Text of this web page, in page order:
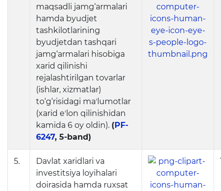
Infografika
Korrupsiyaga qarshi kurash
Murojaatlar
E'lonlar
Yangiliklar
Ochiq ma'lumotlar
Ochiq byudjet
OCHIQ MA'LUMOTLAR (PF-
6247)
Ochiq ma'lumotlar to'plami
maqsadli jamg‘armalari
hamda byudjet
tashkilotlarining
byudjetdan tashqari
jamg‘armalari hisobiga
xarid qilinishi
rejalashtirilgan tovarlar
(ishlar, xizmatlar)
to‘g‘risidagi maʼlumotlar
(xarid eʼlon qilinishidan
kamida 6 oy oldin). (PF-
6247, 5-band)
5.
Davlat xaridlari va
investitsiya loyihalari
doirasida hamda ruxsat